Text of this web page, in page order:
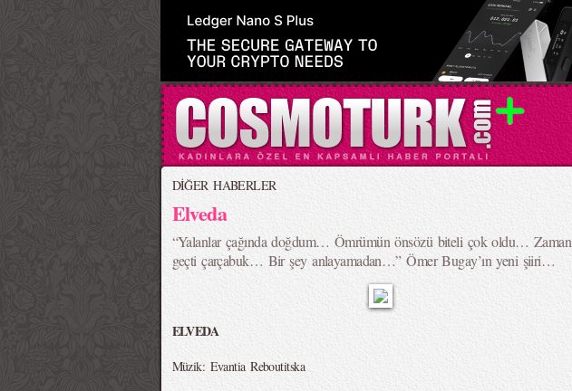
DİĞER HABERLER
Elveda
“Yalanlar çağında doğdum… Ömrümün önsözü biteli çok oldu… Zaman
geçti çarçabuk… Bir şey anlayamadan…” Ömer Bugay’ın yeni şiiri…
ELVEDA
Müzik: Evantia Reboutitska